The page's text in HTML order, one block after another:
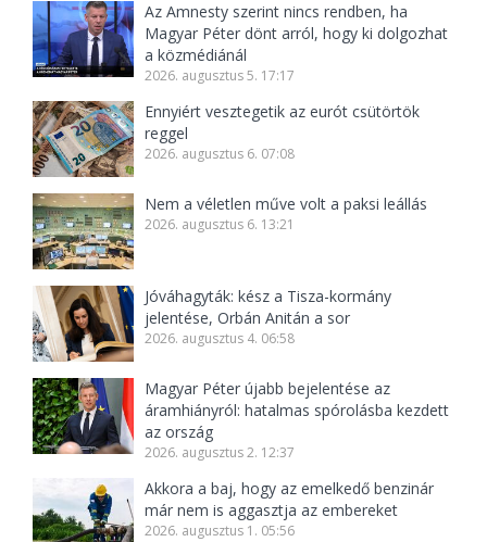
Az Amnesty szerint nincs rendben, ha
Magyar Péter dönt arról, hogy ki dolgozhat
a közmédiánál
2026. augusztus 5. 17:17
Ennyiért vesztegetik az eurót csütörtök
reggel
2026. augusztus 6. 07:08
Nem a véletlen műve volt a paksi leállás
2026. augusztus 6. 13:21
Jóváhagyták: kész a Tisza-kormány
jelentése, Orbán Anitán a sor
2026. augusztus 4. 06:58
Magyar Péter újabb bejelentése az
áramhiányról: hatalmas spórolásba kezdett
az ország
2026. augusztus 2. 12:37
Akkora a baj, hogy az emelkedő benzinár
már nem is aggasztja az embereket
2026. augusztus 1. 05:56